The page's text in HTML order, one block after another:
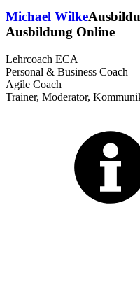
Michael Wilke
Ausbildung Online
Lehrcoach ECA
Personal & Business Coach
Agile Coach
Trainer, Moderator,